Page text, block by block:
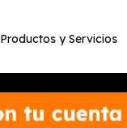
Productos y Servicios